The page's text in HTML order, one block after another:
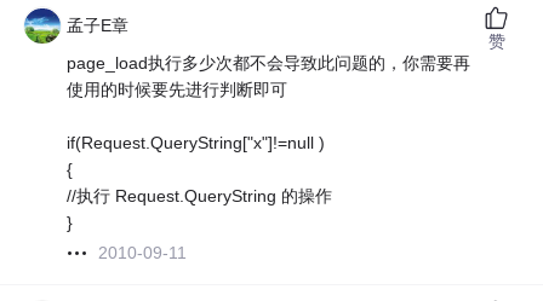
孟子E章
page_load执行多少次都不会导致此问题的，你需要再
使用的时候要先进行判断即可
if(Request.QueryString["x"]!=null )
{
//执行 Request.QueryString 的操作
}
2010-09-11
赞